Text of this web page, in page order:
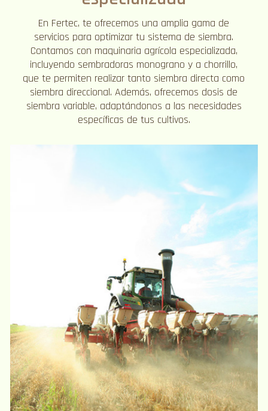
En Fertec, te ofrecemos una amplia gama de
servicios para optimizar tu sistema de siembra.
Contamos con maquinaria agrícola especializada,
incluyendo sembradoras monograno y a chorrillo,
que te permiten realizar tanto siembra directa como
siembra direccional. Además, ofrecemos dosis de
siembra variable, adaptándonos a las necesidades
específicas de tus cultivos.